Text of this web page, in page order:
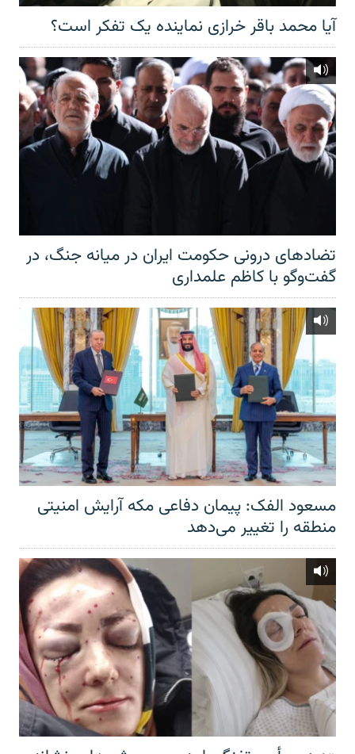
آیا محمد باقر خرازی نماینده یک تفکر است؟
تضادهای درونی حکومت ایران در میانه جنگ، در
گفت‌‌وگو با کاظم علمداری
مسعود الفک: پیمان دفاعی مکه آرایش امنیتی
منطقه را تغییر می‌دهد